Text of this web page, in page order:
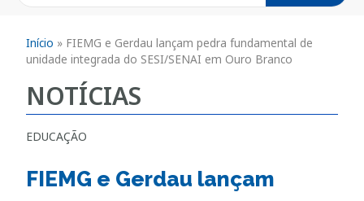
Início » FIEMG e Gerdau lançam pedra fundamental de
unidade integrada do SESI/SENAI em Ouro Branco
NOTÍCIAS
EDUCAÇÃO
FIEMG e Gerdau lançam